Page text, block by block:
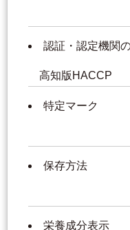
認証・認定機関
高知版HACCP
特定マーク
保存方法
栄養成分表示